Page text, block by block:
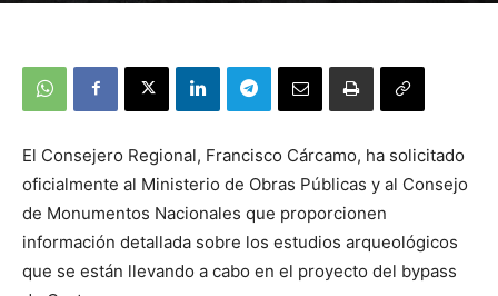
El Consejero Regional, Francisco Cárcamo, ha solicitado
oficialmente al Ministerio de Obras Públicas y al Consejo
de Monumentos Nacionales que proporcionen
información detallada sobre los estudios arqueológicos
que se están llevando a cabo en el proyecto del bypass